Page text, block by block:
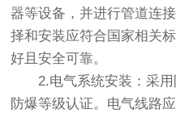
器等设备，并进行管道连
择和安装应符合国家相关
好且安全可靠。
2.电气系统安装：采用
防爆等级认证。电气线路